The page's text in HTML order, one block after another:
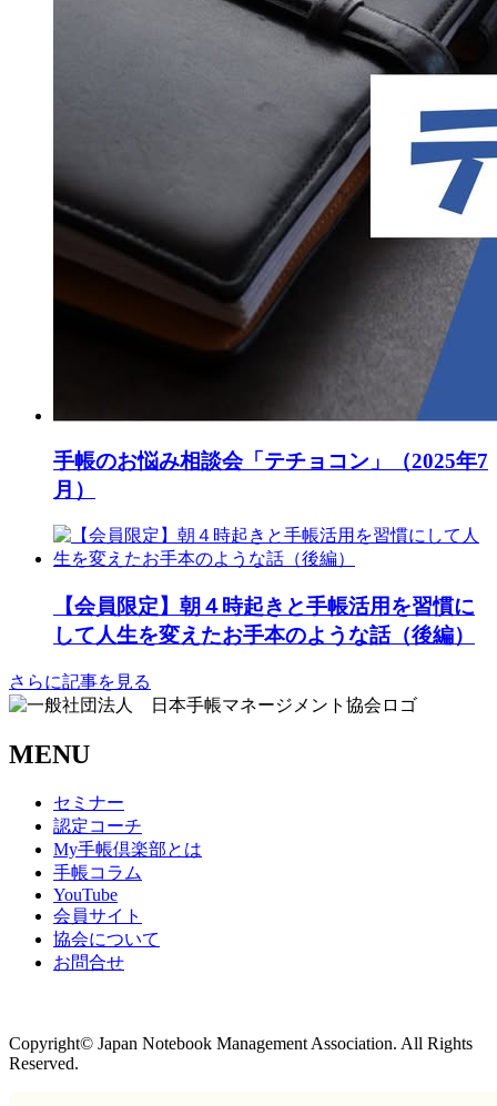
手帳のお悩み相談会「テチョコン」（2025年7
月）
【会員限定】朝４時起きと手帳活用を習慣に
して人生を変えたお手本のような話（後編）
さらに記事を見る
MENU
セミナー
認定コーチ
My手帳倶楽部とは
手帳コラム
YouTube
会員サイト
協会について
お問合せ
Copyright© Japan Notebook Management Association. All Rights
Reserved.